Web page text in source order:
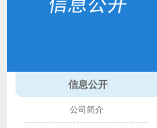
信息公开
公司简介